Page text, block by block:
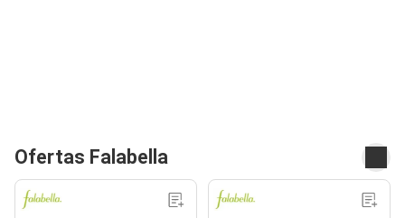
Ofertas Falabella